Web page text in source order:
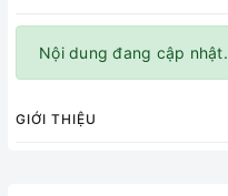
Nội dung đang cập nhật.
GIỚI THIỆU